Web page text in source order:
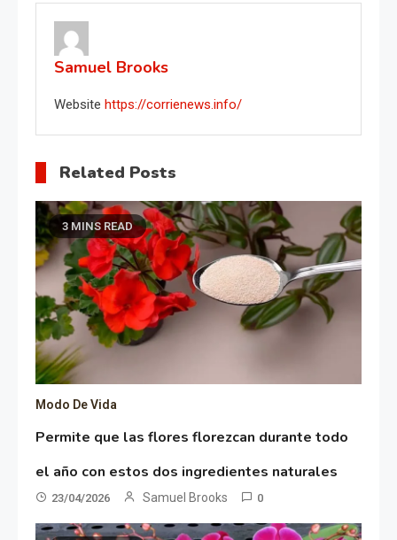
Samuel Brooks
Website https://corrienews.info/
Related Posts
3 MINS READ
Modo De Vida
Permite que las flores florezcan durante todo
el año con estos dos ingredientes naturales
23/04/2026 Samuel Brooks 0